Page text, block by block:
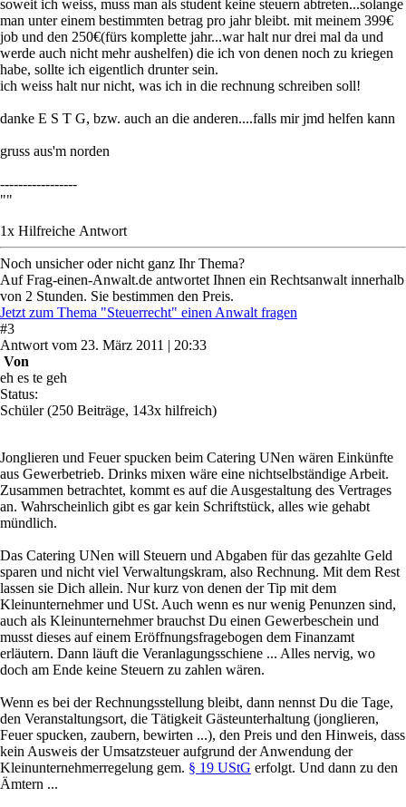
soweit ich weiss, muss man als student keine steuern abtreten...solange
man unter einem bestimmten betrag pro jahr bleibt. mit meinem 399€
job und den 250€(fürs komplette jahr...war halt nur drei mal da und
werde auch nicht mehr aushelfen) die ich von denen noch zu kriegen
habe, sollte ich eigentlich drunter sein.
ich weiss halt nur nicht, was ich in die rechnung schreiben soll!
danke E S T G, bzw. auch an die anderen....falls mir jmd helfen kann
gruss aus'm norden
-----------------
""
1x Hilfreiche Antwort
Noch unsicher oder nicht ganz Ihr Thema?
Auf Frag-einen-Anwalt.de antwortet Ihnen ein Rechtsanwalt innerhalb
von 2 Stunden. Sie bestimmen den Preis.
Jetzt zum Thema "Steuerrecht" einen Anwalt fragen
#3
Antwort vom 23. März 2011 | 20:33
Von
eh es te geh
Status:
Schüler (250 Beiträge, 143x hilfreich)
Jonglieren und Feuer spucken beim Catering UNen wären Einkünfte
aus Gewerbetrieb. Drinks mixen wäre eine nichtselbständige Arbeit.
Zusammen betrachtet, kommt es auf die Ausgestaltung des Vertrages
an. Wahrscheinlich gibt es gar kein Schriftstück, alles wie gehabt
mündlich.
Das Catering UNen will Steuern und Abgaben für das gezahlte Geld
sparen und nicht viel Verwaltungskram, also Rechnung. Mit dem Rest
lassen sie Dich allein. Nur kurz von denen der Tip mit dem
Kleinunternehmer und USt. Auch wenn es nur wenig Penunzen sind,
auch als Kleinunternehmer brauchst Du einen Gewerbeschein und
musst dieses auf einem Eröffnungsfragebogen dem Finanzamt
erläutern. Dann läuft die Veranlagungsschiene ... Alles nervig, wo
doch am Ende keine Steuern zu zahlen wären.
Wenn es bei der Rechnungsstellung bleibt, dann nennst Du die Tage,
den Veranstaltungsort, die Tätigkeit Gästeunterhaltung (jonglieren,
Feuer spucken, zaubern, bewirten ...), den Preis und den Hinweis, dass
kein Ausweis der Umsatzsteuer aufgrund der Anwendung der
Kleinunternehmerregelung gem. § 19 UStG erfolgt. Und dann zu den
Ämtern ...